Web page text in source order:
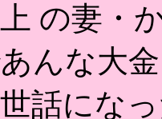
の妻・
あんな大
話にな